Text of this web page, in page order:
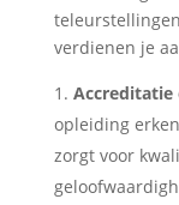
verdienen je
Accreditatie
opleiding
zorgt voor